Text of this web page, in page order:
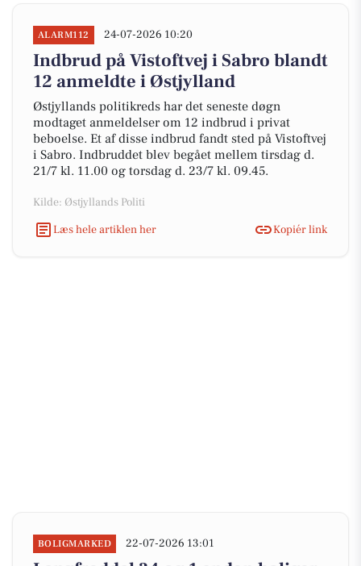
ALARM112 24-07-2026 10:20
Indbrud på Vistoftvej i Sabro blandt
12 anmeldte i Østjylland
Østjyllands politikreds har det seneste døgn
modtaget anmeldelser om 12 indbrud i privat
beboelse. Et af disse indbrud fandt sted på Vistoftvej
i Sabro. Indbruddet blev begået mellem tirsdag d.
21/7 kl. 11.00 og torsdag d. 23/7 kl. 09.45.
Kilde: Østjyllands Politi
Læs hele artiklen her
Kopiér link
BOLIGMARKED 22-07-2026 13:01